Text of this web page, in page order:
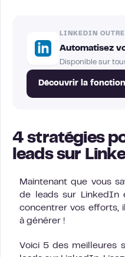
LINKEDIN
Automatisez
Disponible sur
Découvrir la
4 stratégies
leads sur
Maintenant que vous
de leads sur LinkedIn
concentrer vos efforts,
à générer !
Voici 5 des meilleures